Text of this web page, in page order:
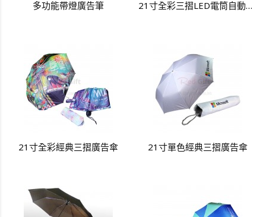
多功能帶燈廣告筆 21寸全彩三摺LED電筒自動開關廣告傘
21寸全彩經典三摺廣告傘 21寸單色經典三摺廣告傘